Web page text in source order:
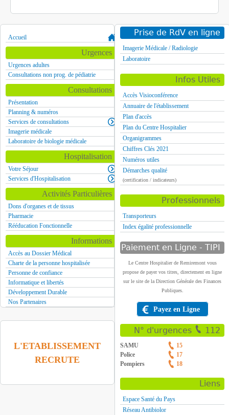
Accueil
Urgences
Urgences adultes
Consultations non prog. de pédiatrie
Consultations
Présentation
Planning & numéros
Services de consultations
Imagerie médicale
Laboratoire de biologie médicale
Hospitalisation
Votre Séjour
Services d'Hospitalisation
Activités Particulières
Dons d'organes et de tissus
Pharmacie
Rééducation Fonctionnelle
Informations
Accès au Dossier Médical
Charte de la personne hospitalisée
Personne de confiance
Informatique et libertés
Développement Durable
Nos Partenaires
L'ETABLISSEMENT
RECRUTE
Prise de RdV en ligne
Imagerie Médicale / Radiologie
Laboratoire
Infos Utiles
Accès Visioconférence
Annuaire de l'établissement
Plan d'accès
Plan du Centre Hospitalier
Organigrammes
Chiffres Clés 2021
Numéros utiles
Démarches qualité
(certification / indicateurs)
Professionnels
Transporteurs
Index égalité professionnelle
Paiement en Ligne - TIPI
Le Centre Hospitalier de Remiremont vous
propose de payer vos titres, directement en ligne
sur le site de la Direction Générale des Finances
Publiques.
Payez en Ligne
N° d'urgences 112
SAMU
15
Police
17
Pompiers
18
Liens
Espace Santé du Pays
Réseau Antibiolor